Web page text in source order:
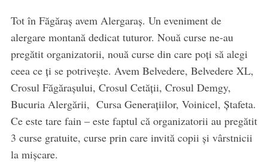
Tot în Făgăraș avem Alergaraș. Un eveniment de
alergare montană dedicat tuturor. Nouă curse ne-au
pregătit organizatorii, nouă curse din care poți să alegi
ceea ce ți se potrivește. Avem Belvedere, Belvedere XL,
Crosul Făgărașului, Crosul Cetății, Crosul Demgy,
Bucuria Alergării, Cursa Generațiilor, Voinicel, Ștafeta.
Ce este tare fain – este faptul că organizatorii au pregătit
3 curse gratuite, curse prin care invită copii și vârstnicii
la mișcare.